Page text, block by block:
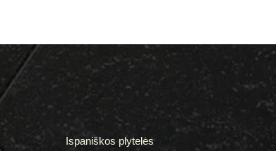
Ispaniškos plytelės